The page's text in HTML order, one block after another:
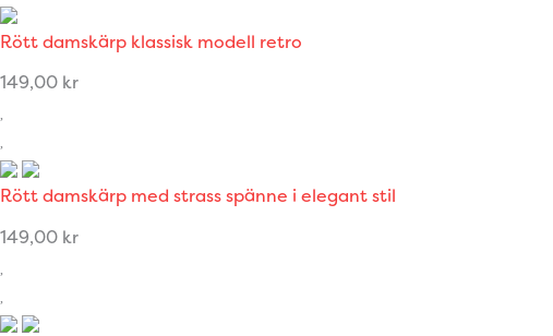
Rött damskärp klassisk modell retro
149,00 kr
Rött damskärp med strass spänne i elegant stil
149,00 kr